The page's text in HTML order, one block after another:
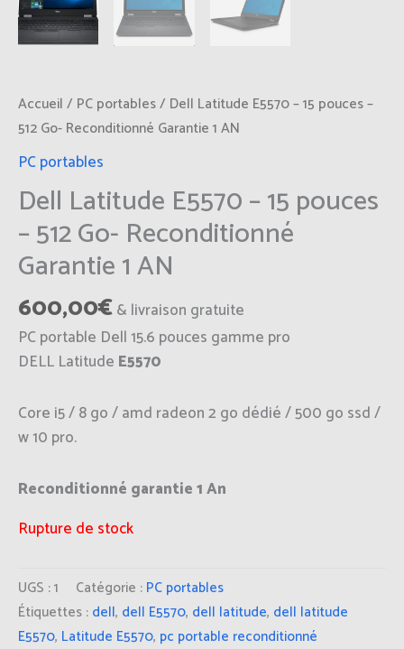
Accueil / PC portables/ Dell Latitude E5570 – 15 pouces –
512 Go- Reconditionné Garantie 1 AN
PC portables
Dell Latitude E5570 – 15 pouces
– 512 Go- Reconditionné
Garantie 1 AN
600,00€& livraison gratuite
PC portable Dell 15.6 pouces gamme pro
DELL Latitude E5570
Core i5 / 8 go / amd radeon 2 go dédié / 500 go ssd /
w 10 pro.
Reconditionné garantie 1 An
Rupture de stock
UGS :1 Catégorie : PC portables
Étiquettes : dell, dell E5570, dell latitude, dell latitude
E5570, Latitude E5570, pc portable reconditionné